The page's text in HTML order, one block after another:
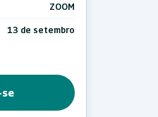
ZOOM
13 de setembro